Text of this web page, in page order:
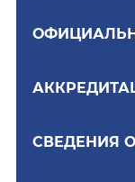
СВЕДЕНИЯ